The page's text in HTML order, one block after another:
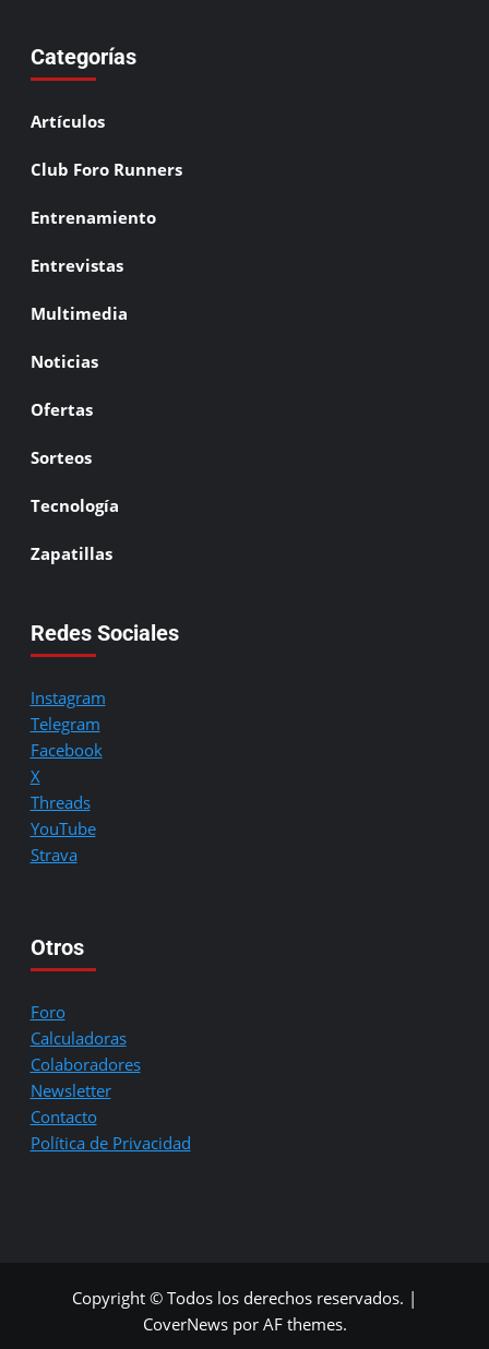
Categorías
Artículos
Club Foro Runners
Entrenamiento
Entrevistas
Multimedia
Noticias
Ofertas
Sorteos
Tecnología
Zapatillas
Redes Sociales
Instagram
Telegram
Facebook
X
Threads
YouTube
Strava
Otros
Foro
Calculadoras
Colaboradores
Newsletter
Contacto
Política de Privacidad
Copyright © Todos los derechos reservados. |
CoverNewspor AF themes.